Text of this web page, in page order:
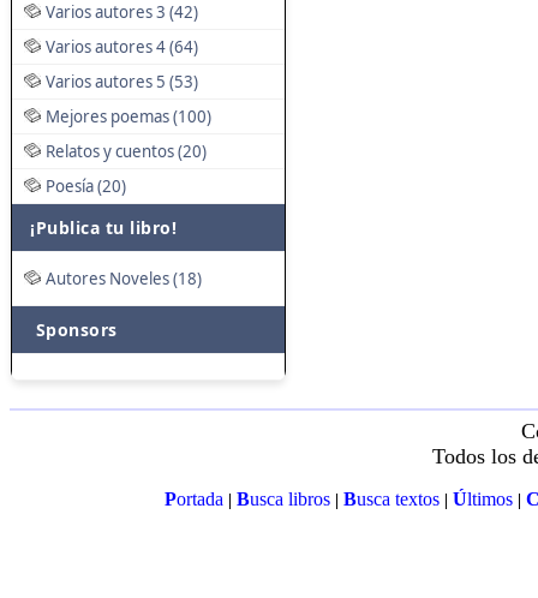
Varios autores 3 (42)
Varios autores 4 (64)
Varios autores 5 (53)
Mejores poemas (100)
Relatos y cuentos (20)
Poesía (20)
¡Publica tu libro!
Autores Noveles (18)
Sponsors
Todos los
Portada| Busca libros| Busca textos| Últimos|